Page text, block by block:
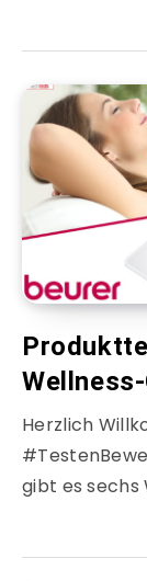
Herzlich
gibt es sechs